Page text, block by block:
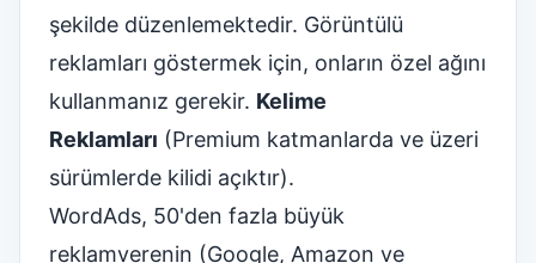
şekilde düzenlemektedir. Görüntülü
reklamları göstermek için, onların özel ağını
kullanmanız gerekir. Kelime
Reklamları (Premium katmanlarda ve üzeri
sürümlerde kilidi açıktır).
WordAds, 50'den fazla büyük
reklamverenin (Google, Amazon ve